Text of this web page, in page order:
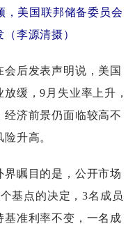
，美国联邦储备委员会
李源清摄）
后发表声明说，美国
缓，9月失业率上升，
济前景仍面临较高不
升高。
瞩目的是，公开市场
基点的决定，3名成员
基准利率不变，一名成